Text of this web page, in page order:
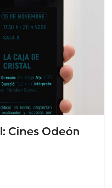
Cines Odeón